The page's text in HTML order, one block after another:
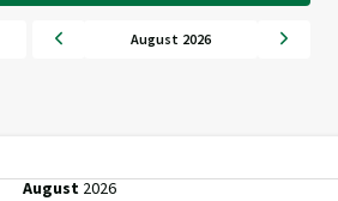
August 2026
August 2026